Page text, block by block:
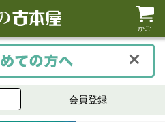
かご
会員登録